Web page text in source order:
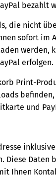
bezahlt
die nicht
sofort im
werden,
erfolgen.
Print-
und
Diese Daten
Ihnen